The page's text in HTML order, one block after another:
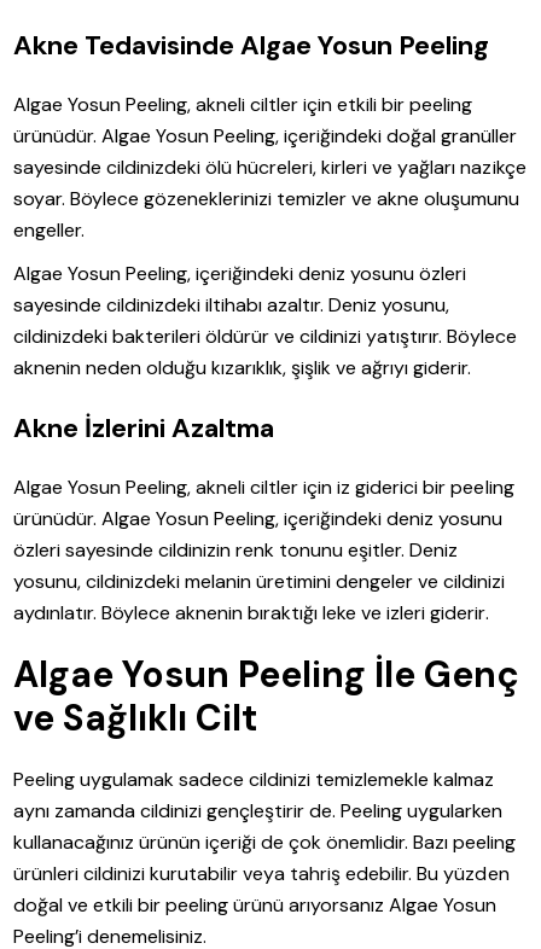
Akne Tedavisinde Algae Yosun Peeling
Algae Yosun Peeling, akneli ciltler için etkili bir peeling
ürünüdür. Algae Yosun Peeling, içeriğindeki doğal granüller
sayesinde cildinizdeki ölü hücreleri, kirleri ve yağları nazikçe
soyar. Böylece gözeneklerinizi temizler ve akne oluşumunu
engeller.
Algae Yosun Peeling, içeriğindeki deniz yosunu özleri
sayesinde cildinizdeki iltihabı azaltır. Deniz yosunu,
cildinizdeki bakterileri öldürür ve cildinizi yatıştırır. Böylece
aknenin neden olduğu kızarıklık, şişlik ve ağrıyı giderir.
Akne İzlerini Azaltma
Algae Yosun Peeling, akneli ciltler için iz giderici bir peeling
ürünüdür. Algae Yosun Peeling, içeriğindeki deniz yosunu
özleri sayesinde cildinizin renk tonunu eşitler. Deniz
yosunu, cildinizdeki melanin üretimini dengeler ve cildinizi
aydınlatır. Böylece aknenin bıraktığı leke ve izleri giderir.
Algae Yosun Peeling İle Genç
ve Sağlıklı Cilt
Peeling uygulamak sadece cildinizi temizlemekle kalmaz
aynı zamanda cildinizi gençleştirir de. Peeling uygularken
kullanacağınız ürünün içeriği de çok önemlidir. Bazı peeling
ürünleri cildinizi kurutabilir veya tahriş edebilir. Bu yüzden
doğal ve etkili bir peeling ürünü arıyorsanız Algae Yosun
Peeling’i denemelisiniz.